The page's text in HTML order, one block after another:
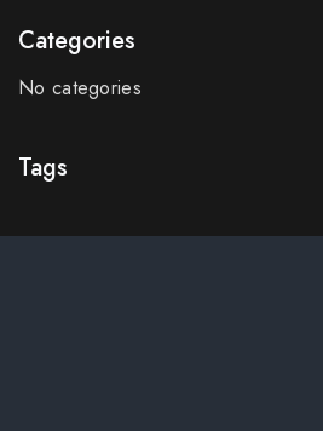
Categories
No categories
Tags